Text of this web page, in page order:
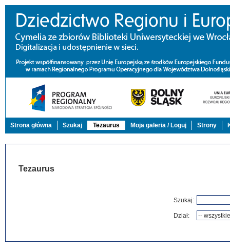
Strona główna Szukaj Tezaurus Moja galeria / Loguj Strony
Tezaurus
Szukaj:
Dział: